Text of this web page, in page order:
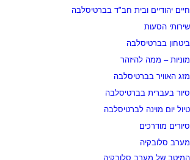
חיים יהודיים ובית חב"ד בברטיסלבה
שירותי הסעות
ביטחון בברטיסלבה
מוניות – ממה להיזהר
מזג האוויר בברטיסלבה
סיור בעברית בברטיסלבה
טיול יום מוינה לברטיסלבה
סיורים מודרכים
מערב סלובקיה
המיטב של מערב סלובקיה